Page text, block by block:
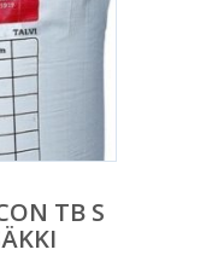
TB S